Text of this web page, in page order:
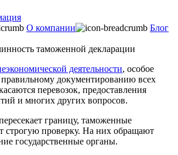
О компании Блог
таможенной декларации
деятельности, особое
правильному документированию всех
перевозок, предоставления
и многих других вопросов.
границу, таможенные
строгую проверку. На них обращают
государственные органы.